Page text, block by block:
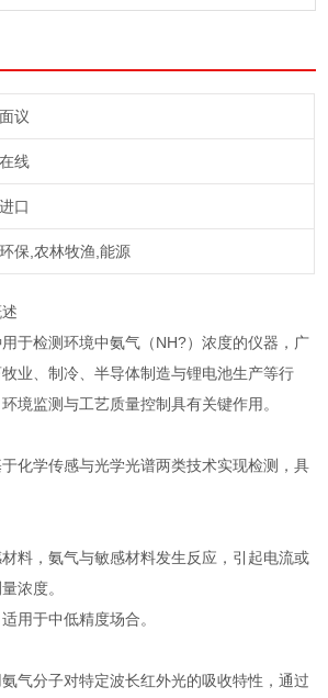
面议
在线
进口
环保,农林牧渔,能源
于检测环境中氨气（NH?）浓度的仪器，广
业、制冷、半导体制造与锂电池生产等行
境监测与工艺质量控制具有关键作用。
化学传感与光学光谱两类技术实现检测，具
料，氨气与敏感材料发生反应，引起电流或
浓度。
用于中低精度场合。
气分子对特定波长红外光的吸收特性，通过